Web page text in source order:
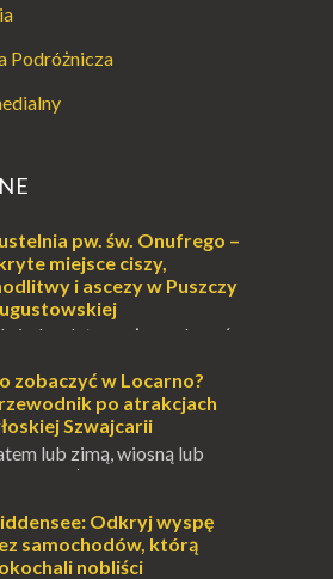
Podróżnicza
pw. św. Onufrego –
miejsce ciszy,
i ascezy w Puszczy
jednych to może wydawać
romantycznym życiem. Dla
przebywanie z B...
zobaczyć w Locarno?
po atrakcjach
Szwajcarii
lub zimą, wiosną lub
południe Szwajcarii to
zimowa podróż do
Odkryj wyspę
samochodów, którą
nobliści